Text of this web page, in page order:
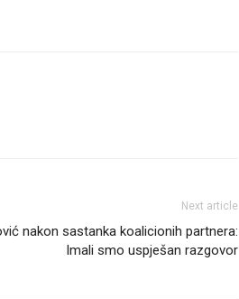
Next article
nakon sastanka koalicionih partnera:
Imali smo uspješan razgovor